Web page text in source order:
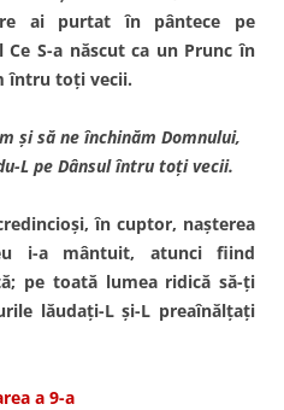
ai purtat în pântece pe
S-a născut ca un Prunc în
întru toţi vecii.
şi să ne în­chinăm Domnului,
L pe Dânsul întru toţi vecii.
în cuptor, naşterea
i-a mântuit, atunci fiind
pe toată lumea ridică să-ţi
lăudaţi-L şi-L preaînălţaţi
a 9-a